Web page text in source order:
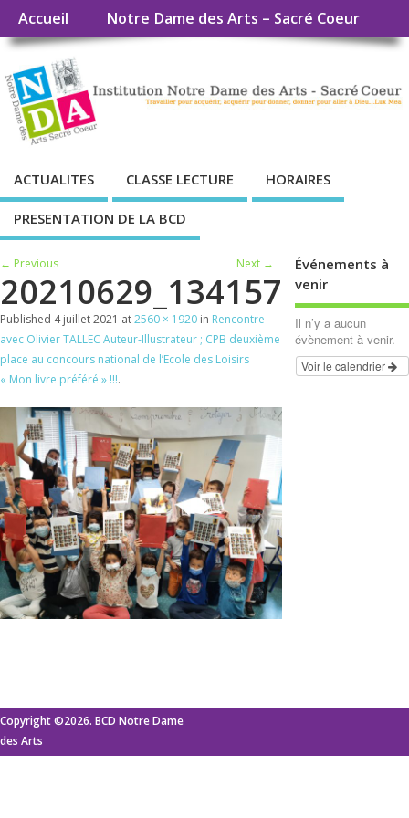
Accueil Notre Dame des Arts – Sacré Coeur
ACTUALITES CLASSE LECTURE HORAIRES
PRESENTATION DE LA BCD
← Previous Next →
20210629_134157
Published 4 juillet 2021 at2560 × 1920 in Rencontre
avec Olivier TALLEC Auteur-Illustrateur ; CPB deuxième
place au concours national de l’Ecole des Loisirs
« Mon livre préféré » !!!.
Événements à
venir
Il n’y a aucun
évènement à venir.
Voir le calendrier
Copyright ©2026. BCD Notre Dame
des Arts